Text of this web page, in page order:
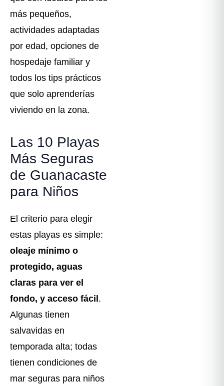
más pequeños,
actividades adaptadas
por edad, opciones de
hospedaje familiar y
todos los tips prácticos
que solo aprenderías
viviendo en la zona.
Las 10 Playas
Más Seguras
de Guanacaste
para Niños
El criterio para elegir
estas playas es simple:
oleaje mínimo o
protegido, aguas
claras para ver el
fondo, y acceso fácil.
Algunas tienen
salvavidas en
temporada alta; todas
tienen condiciones de
mar seguras para niños